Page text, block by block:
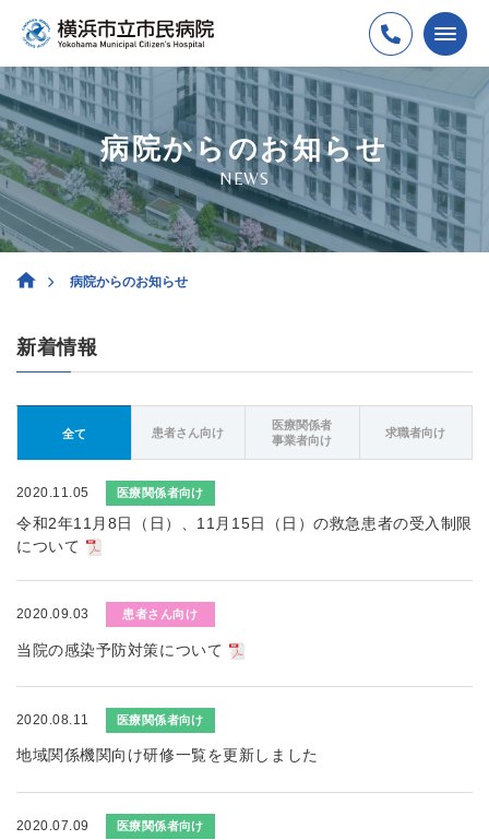
病院からのお知らせ
NEWS
病院からのお知らせ
新着情報
全て 患者さん向け
医療関係者
事業者向け
求職者向け
2020.11.05 医療関係者向け
令和2年11月8日（日）、11月15日（日）の救急患者の受入制限
について
2020.09.03 患者さん向け
当院の感染予防対策について
2020.08.11 医療関係者向け
地域関係機関向け研修一覧を更新しました
2020.07.09 医療関係者向け